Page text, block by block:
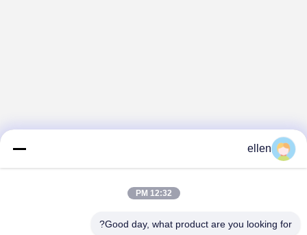
ellen
12:32 PM
Good day, what product are you looking for?